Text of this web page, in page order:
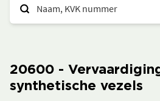
20600 -
synthetische vezels